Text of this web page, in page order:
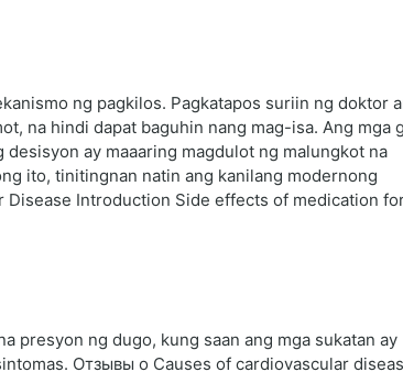
ng pagkilos. Pagkatapos suriin ng doktor
na hindi dapat baguhin nang mag-isa. Ang mga
ay maaaring magdulot ng malungkot na
ito, tinitingnan natin ang kanilang modernong
Disease Introduction Side effects of medication
presyon ng dugo, kung saan ang mga sukatan ay
Отзывы о Causes of cardiovascular